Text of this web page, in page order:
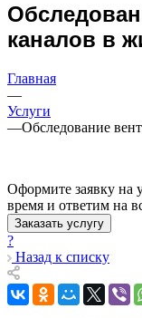
каналов в
Главная
—
Услуги
—Обследование
Оформите заявку на
время и ответим на
Заказать услугу
?
Назад к списку